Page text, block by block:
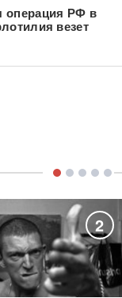
операция РФ в
везет
2